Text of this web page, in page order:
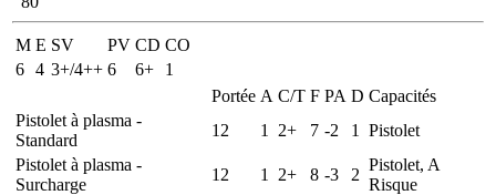
M E SV PV CD CO
6 4 3+/4++ 6 6+
1
Portée A C/T F PA D Capacités
Pistolet à plasma -
Standard
12 1 2+ 7 -2 1
Pistolet
Pistolet à plasma -
Surcharge
12 1 2+ 8 -3 2
Pistolet, A
Risque